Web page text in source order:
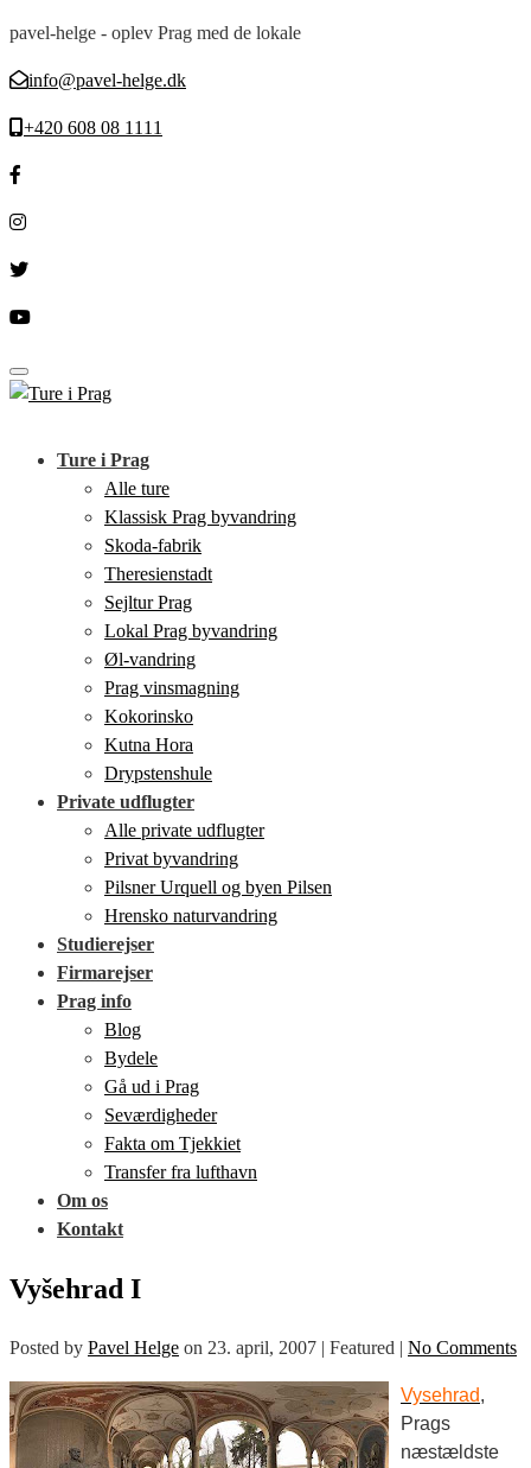
pavel-helge - oplev Prag med de lokale
info@pavel-helge.dk
+420 608 08 1111
Toggle navigation
Ture i Prag
Alle ture
Klassisk Prag byvandring
Skoda-fabrik
Theresienstadt
Sejltur Prag
Lokal Prag byvandring
Øl-vandring
Prag vinsmagning
Kokorinsko
Kutna Hora
Drypstenshule
Private udflugter
Alle private udflugter
Privat byvandring
Pilsner Urquell og byen Pilsen
Hrensko naturvandring
Studierejser
Firmarejser
Prag info
Blog
Bydele
Gå ud i Prag
Seværdigheder
Fakta om Tjekkiet
Transfer fra lufthavn
Om os
Kontakt
Vyšehrad I
Posted by Pavel Helge on 23. april, 2007 | Featured | No Comments
Vysehrad,
Prags
næstældste